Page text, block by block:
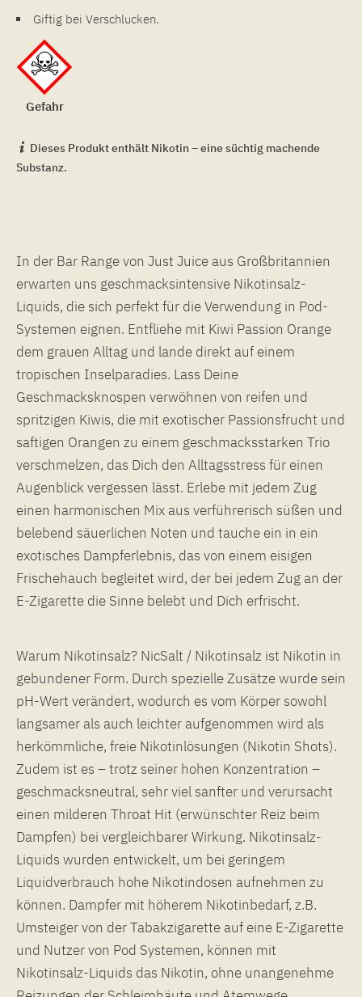
Giftig bei Verschlucken.
Gefahr
Dieses Produkt enthält Nikotin – eine süchtig machende
Substanz.
In der Bar Range von Just Juice aus Großbritannien
erwarten uns geschmacksintensive Nikotinsalz-
Liquids, die sich perfekt für die Verwendung in Pod-
Systemen eignen. Entfliehe mit Kiwi Passion Orange
dem grauen Alltag und lande direkt auf einem
tropischen Inselparadies. Lass Deine
Geschmacksknospen verwöhnen von reifen und
spritzigen Kiwis, die mit exotischer Passionsfrucht und
saftigen Orangen zu einem geschmacksstarken Trio
verschmelzen, das Dich den Alltagsstress für einen
Augenblick vergessen lässt. Erlebe mit jedem Zug
einen harmonischen Mix aus verführerisch süßen und
belebend säuerlichen Noten und tauche ein in ein
exotisches Dampferlebnis, das von einem eisigen
Frischehauch begleitet wird, der bei jedem Zug an der
E-Zigarette die Sinne belebt und Dich erfrischt.
Warum Nikotinsalz? NicSalt / Nikotinsalz ist Nikotin in
gebundener Form. Durch spezielle Zusätze wurde sein
pH-Wert verändert, wodurch es vom Körper sowohl
langsamer als auch leichter aufgenommen wird als
herkömmliche, freie Nikotinlösungen (Nikotin Shots).
Zudem ist es – trotz seiner hohen Konzentration –
geschmacksneutral, sehr viel sanfter und verursacht
einen milderen Throat Hit (erwünschter Reiz beim
Dampfen) bei vergleichbarer Wirkung. Nikotinsalz-
Liquids wurden entwickelt, um bei geringem
Liquidverbrauch hohe Nikotindosen aufnehmen zu
können. Dampfer mit höherem Nikotinbedarf, z.B.
Umsteiger von der Tabakzigarette auf eine E-Zigarette
und Nutzer von Pod Systemen, können mit
Nikotinsalz-Liquids das Nikotin, ohne unangenehme